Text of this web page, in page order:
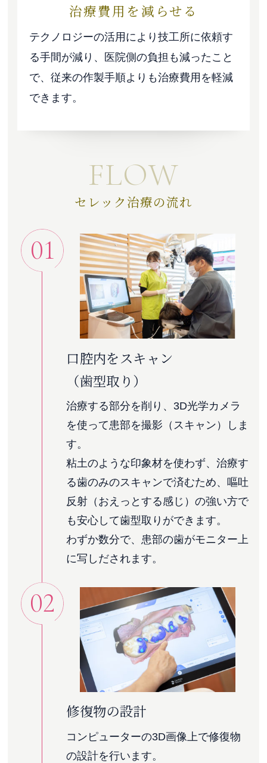
治療費用を減らせる
テクノロジーの活用により技工所に依頼す
る手間が減り、医院側の負担も減ったこと
で、従来の作製手順よりも治療費用を軽減
できます。
FLOW
セレック治療の流れ
01
口腔内をスキャン
（歯型取り）
治療する部分を削り、3D光学カメラ
を使って患部を撮影（スキャン）しま
す。
粘土のような印象材を使わず、治療す
る歯のみのスキャンで済むため、嘔吐
反射（おえっとする感じ）の強い方で
も安心して歯型取りができます。
わずか数分で、患部の歯がモニター上
に写しだされます。
02
修復物の設計
コンピューターの3D画像上で修復物
の設計を行います。